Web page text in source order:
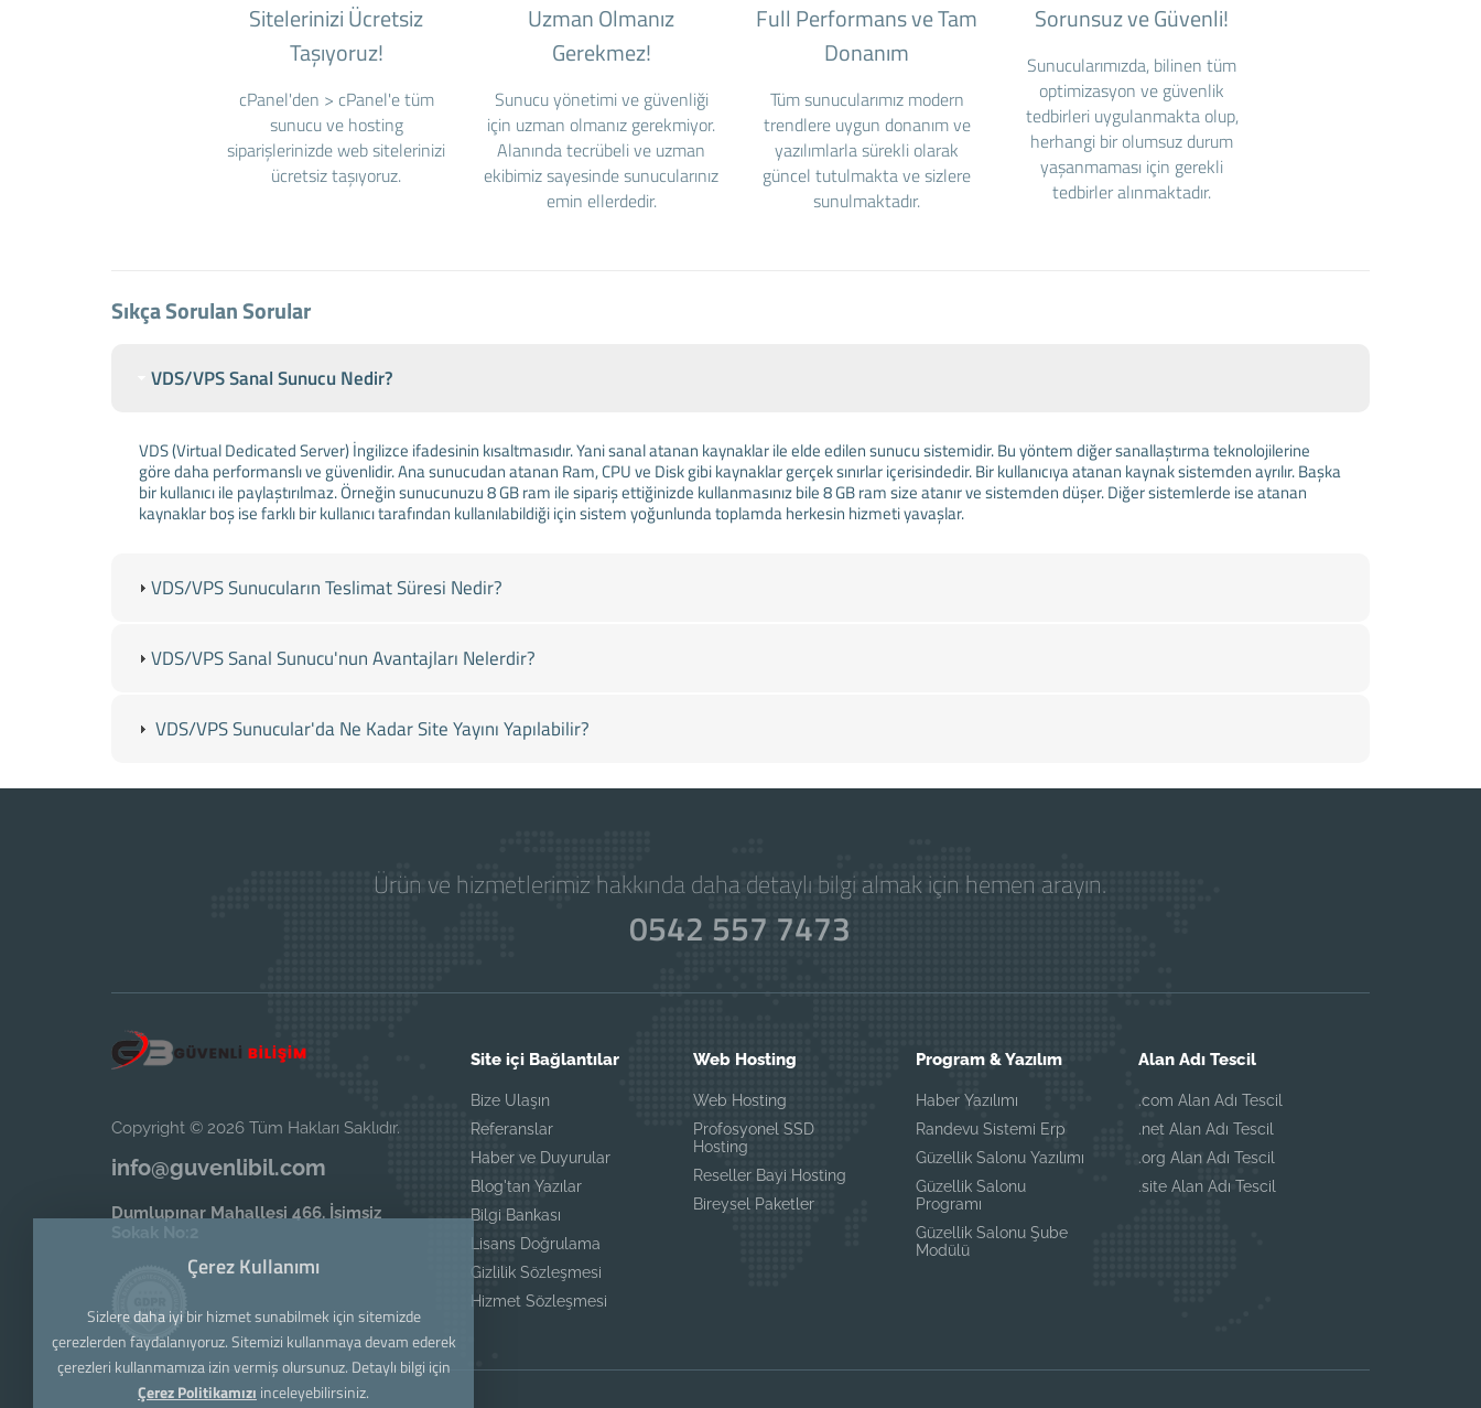
Sitelerinizi Ücretsiz
Taşıyoruz!
cPanel'den > cPanel'e tüm
sunucu ve hosting
siparişlerinizde web sitelerinizi
ücretsiz taşıyoruz.
Uzman Olmanız
Gerekmez!
Sunucu yönetimi ve güvenliği
için uzman olmanız gerekmiyor.
Alanında tecrübeli ve uzman
ekibimiz sayesinde sunucularınız
emin ellerdedir.
Full Performans ve Tam
Donanım
Tüm sunucularımız modern
trendlere uygun donanım ve
yazılımlarla sürekli olarak
güncel tutulmakta ve sizlere
sunulmaktadır.
Sorunsuz ve Güvenli!
Sunucularımızda, bilinen tüm
optimizasyon ve güvenlik
tedbirleri uygulanmakta olup,
herhangi bir olumsuz durum
yaşanmaması için gerekli
tedbirler alınmaktadır.
Sıkça Sorulan Sorular
VDS/VPS Sanal Sunucu Nedir?
VDS (Virtual Dedicated Server) İngilizce ifadesinin kısaltmasıdır. Yani sanal atanan kaynaklar ile elde edilen sunucu sistemidir. Bu yöntem diğer sanallaştırma teknolojilerine
göre daha performanslı ve güvenlidir. Ana sunucudan atanan Ram, CPU ve Disk gibi kaynaklar gerçek sınırlar içerisindedir. Bir kullanıcıya atanan kaynak sistemden ayrılır. Başka
bir kullanıcı ile paylaştırılmaz. Örneğin sunucunuzu 8 GB ram ile sipariş ettiğinizde kullanmasınız bile 8 GB ram size atanır ve sistemden düşer. Diğer sistemlerde ise atanan
kaynaklar boş ise farklı bir kullanıcı tarafından kullanılabildiği için sistem yoğunlunda toplamda herkesin hizmeti yavaşlar.
VDS/VPS Sunucuların Teslimat Süresi Nedir?
VDS/VPS Sanal Sunucu'nun Avantajları Nelerdir?
VDS/VPS Sunucular'da Ne Kadar Site Yayını Yapılabilir?
Ürün ve hizmetlerimiz hakkında daha detaylı bilgi almak için hemen arayın.
0542 557 7473
Copyright © 2026 Tüm Hakları Saklıdır.
info@guvenlibil.com
Dumlupınar Mahallesi 466. İsimsiz
Site içi Bağlantılar
Bize Ulaşın
Referanslar
Haber ve Duyurular
Blog'tan Yazılar
Bilgi Bankası
Lisans Doğrulama
Gizlilik Sözleşmesi
Hizmet Sözleşmesi
Web Hosting
Web Hosting
Profosyonel SSD
Hosting
Reseller Bayi Hosting
Bireysel Paketler
Program & Yazılım
Haber Yazılımı
Randevu Sistemi Erp
Güzellik Salonu Yazılımı
Güzellik Salonu
Programı
Güzellik Salonu Şube
Modülü
Alan Adı Tescil
.com Alan Adı Tescil
.net Alan Adı Tescil
.org Alan Adı Tescil
.site Alan Adı Tescil
Çerez Kullanımı
Sizlere daha iyi bir hizmet sunabilmek için sitemizde
çerezlerden faydalanıyoruz. Sitemizi kullanmaya devam ederek
çerezleri kullanmamıza izin vermiş olursunuz. Detaylı bilgi için
Çerez Politikamızı inceleyebilirsiniz.